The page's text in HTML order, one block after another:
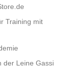
Training mit
der Leine Gassi